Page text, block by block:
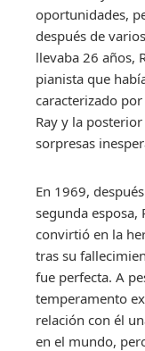
oportunidades,
después de
llevaba 26 años,
pianista que
caracterizado
Ray y la
sorpresas
En 1969,
segunda esposa,
convirtió en la
tras su
fue perfecta. A
temperamento
relación con él
en el mundo,